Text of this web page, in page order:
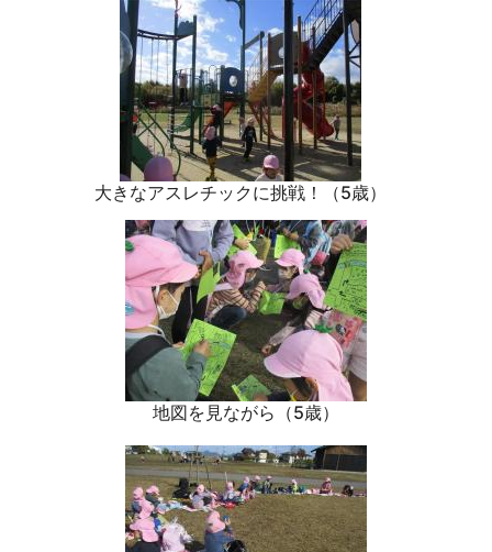
大きなアスレチックに挑戦！（5歳）
地図を見ながら（5歳）